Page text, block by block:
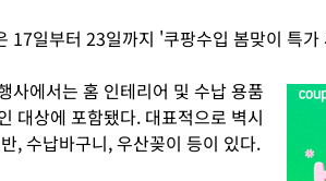
17일부터 23일까지 '쿠팡수입 봄맞이 특
사에서는 홈 인테리어 및 수납 용품
대상에 포함됐다. 대표적으로 벽시
, 수납바구니, 우산꽂이 등이 있다.